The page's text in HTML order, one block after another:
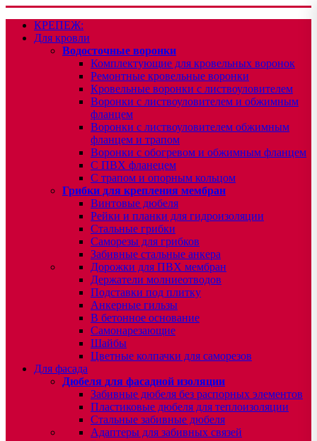
КРЕПЕЖ:
Для кровли
Водосточные воронки
Комплектующие для кровельных воронок
Ремонтные кровельные воронки
Кровельные воронки с листвоуловителем
Воронки с листвоуловителем и обжимным
фланцем
Воронки с листвоуловителем обжимным
фланцем и трапом
Воронки с обогревом и обжимным фланцем
С ПВХ фланецем
С трапом и опорным кольцом
Грибки для крепления мембран
Винтовые дюбеля
Рейки и планки для гидроизоляции
Стальные грибки
Саморезы для грибков
Забивные стальные анкера
Дорожки для ПВХ мембран
Держатели молниеотводов
Подставки под плитку
Анкерные гильзы
В бетонное основание
Самонарезающие
Шайбы
Цветные колпачки для саморезов
Для фасада
Дюбеля для фасадной изоляции
Забивные дюбеля без распорных элементов
Пластиковые дюбеля для теплоизоляции
Стальные забивные дюбеля
Адаптеры для забивных связей